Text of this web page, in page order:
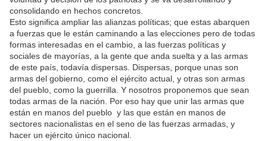
consolidando en hechos concretos.
Esto significa ampliar las alianzas políticas; que estas abarquen
a fuerzas que le están caminando a las elecciones pero de todas
formas interesadas en el cambio, a las fuerzas políticas y
sociales de mayorías, a la gente que anda suelta y a las armas
de este país, todavía dispersas. Dispersas, porque unas son
armas del gobierno, como el ejército actual, y otras son armas
del pueblo, como la guerrilla. Y nosotros proponemos que sean
todas armas de la nación. Por eso hay que unir las armas que
están en manos del pueblo y las que están en manos de
sectores nacionalistas en el seno de las fuerzas armadas, y
hacer un ejército único nacional.